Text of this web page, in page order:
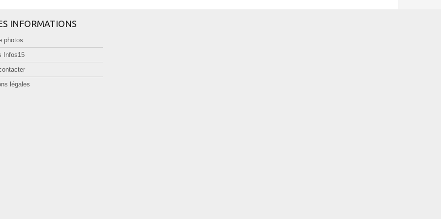
INFORMATIONS
photos
Infos15
légales